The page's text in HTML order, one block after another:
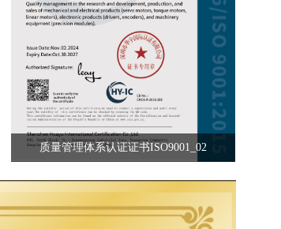
质量管理体系认证证书ISO9001_02